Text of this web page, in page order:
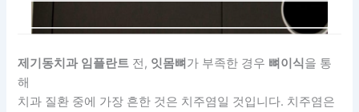
제기동치과 임플란트 전, 잇몸뼈 가 부족한 경우 뼈이식을 통
해
치과 질환 중에 가장 흔한 것은 치주염일 것입니다. 치주염은